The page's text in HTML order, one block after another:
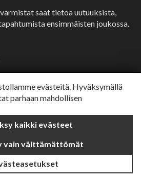
evästeitä. Hyväksymällä
parhaan mahdollisen
kaikki evästeet
vain välttämättömät
saat tietoa uutuuksista,
ensimmäisten joukossa.